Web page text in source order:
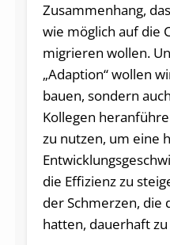
Zusammenhang,
wie möglich auf die
migrieren wollen.
„Adaption“ wollen
bauen, sondern
Kollegen
zu nutzen, um eine
die Effizienz zu
der Schmerzen, die
hatten, dauerhaft